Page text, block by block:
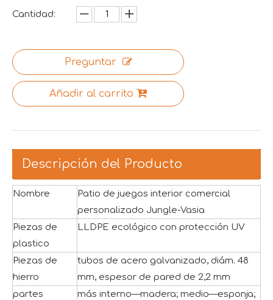
Cantidad:
Preguntar
Añadir al carrito
Descripción del Producto
Nombre
Patio de juegos interior comercial
personalizado Jungle-Vasia
Piezas de
plastico
LLDPE ecológico con protección UV
Piezas de
hierro
tubos de acero galvanizado, diám. 48
mm, espesor de pared de 2,2 mm
partes
más interno—madera; medio—esponja;